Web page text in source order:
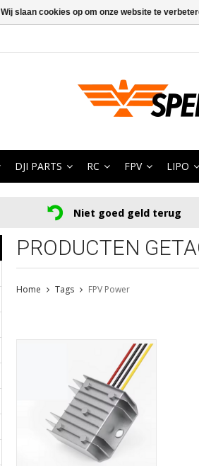
DJI PARTS RC FPV LIPO
Niet goed geld terug
PRODUCTEN
Home Tags FPV Power
Wij slaan cookies op om onze website te